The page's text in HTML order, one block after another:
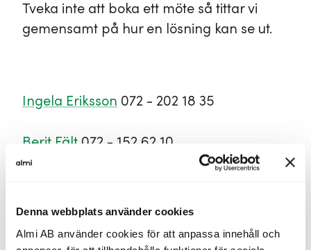
Denna webbplats använder cookies
Almi AB använder cookies för att anpassa innehåll och
Tveka inte att boka ett möte så tittar vi
gemensamt på hur en lösning kan se ut.
Ingela Eriksson 072 - 202 18 35
Berit Fält 072 - 152 62 10